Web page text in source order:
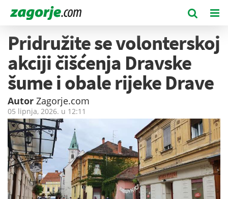
Pridružite se volonterskoj
akciji čišćenja Dravske
šume i obale rijeke Drave
Autor Zagorje.com
05 lipnja, 2026. u 12:11